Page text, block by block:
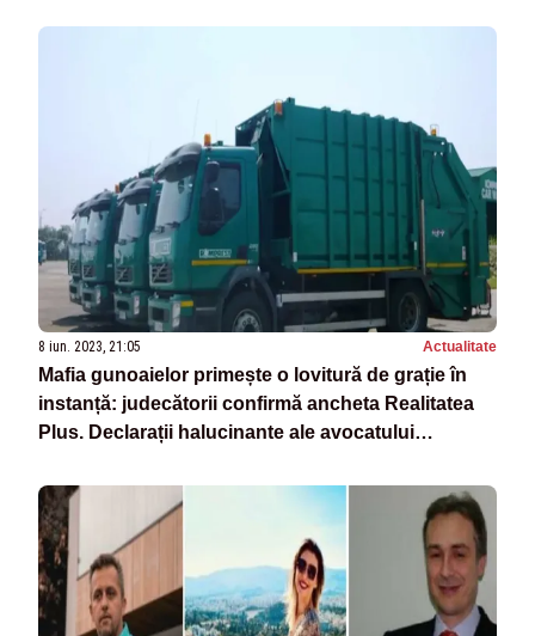
8 iun. 2023, 21:05 Actualitate
Mafia gunoaielor primește o lovitură de grație în
instanță: judecătorii confirmă ancheta Realitatea
Plus. Declarații halucinante ale avocatului